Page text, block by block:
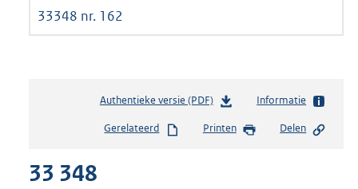
33348 nr. 162
Authentieke versie (PDF)b
s
Informatie
Gerelateerd Printen Delen
33 348